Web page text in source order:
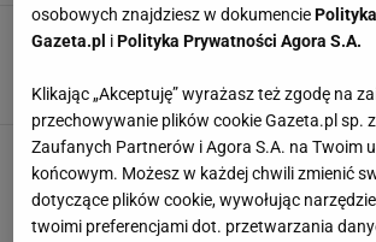
Maja Bohosiewicz ostro
wakacjach czas na formę.
MATERIAŁ PROMOCYJNY PR
Trening nóg, który poleca
pięć ćwiczeń a efekty
MATERIAŁ PROMOCYJNY PR
osobowych znajdziesz w dokumencie
Gazeta.pl i Polityka Prywatności Agora S.A.
Klikając „Akceptuję” wyrażasz też zgodę na
przechowywanie plików cookie Gazeta.pl sp.
Zaufanych Partnerów i Agora S.A. na Twoim
końcowym. Możesz w każdej chwili zmienić
dotyczące plików cookie, wywołując
twoimi preferencjami dot. przetwarzania